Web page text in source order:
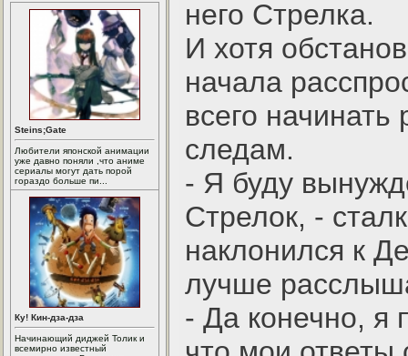
Steins;Gate
Любители японской анимации
уже давно поняли ,что аниме
сериалы могут дать порой
гораздо больше пи...
Ку! Кин-дза-дза
Начинающий диджей Толик и
всемирно известный
него Стрелка.
И хотя
начала
всего
следам.
- Я буду
Стрелок, -
наклонился к
лучше
- Да конечно, я